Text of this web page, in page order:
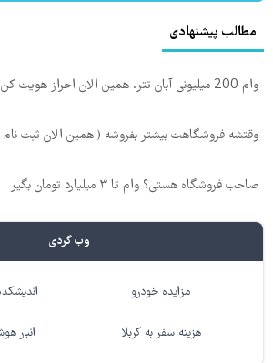
مطالب پیشنهادی
وام 200 میلیونی آبان تتر. همین الان احراز هویت کن!
وقتشه فروشگاهت بیشتر بفروشه ( همین الان ثبت
صاحب فروشگاه هستی؟ وام تا ۳ میلیارد تومان بگیر
وب گردی
مزایده خودرو
هزینه سفر به کربلا انبار